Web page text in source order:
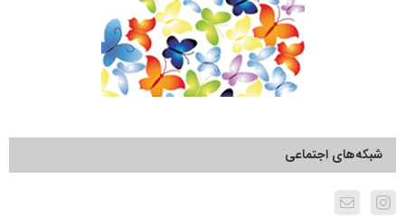
شبکه‌های اجتماعی